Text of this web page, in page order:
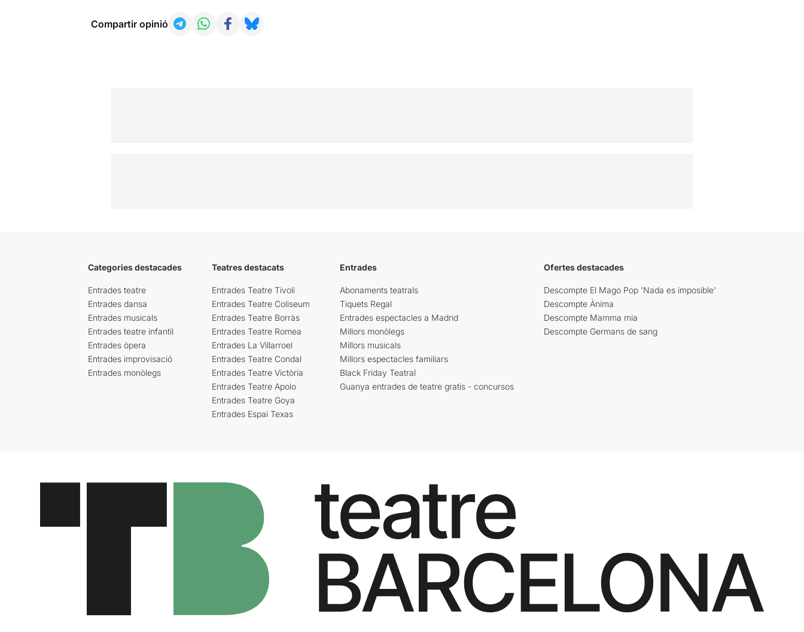
Compartir opinió
Categories destacades
Entrades teatre
Entrades dansa
Entrades musicals
Entrades teatre infantil
Entrades òpera
Entrades improvisació
Entrades monòlegs
Teatres destacats
Entrades Teatre Tívoli
Entrades Teatre Coliseum
Entrades Teatre Borràs
Entrades Teatre Romea
Entrades La Villarroel
Entrades Teatre Condal
Entrades Teatre Victòria
Entrades Teatre Apolo
Entrades Teatre Goya
Entrades Espai Texas
Entrades
Abonaments teatrals
Tiquets Regal
Entrades espectacles a Madrid
Millors monòlegs
Millors musicals
Millors espectacles familiars
Black Friday Teatral
Guanya entrades de teatre gratis - concursos
Ofertes destacades
Descompte El Mago Pop 'Nada es imposible'
Descompte Ànima
Descompte Mamma mia
Descompte Germans de sang